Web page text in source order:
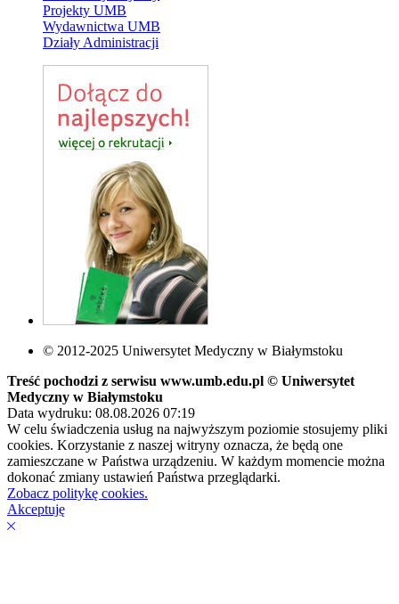
Projekty UMB
Wydawnictwa UMB
Działy Administracji
© 2012-2025 Uniwersytet Medyczny w Białymstoku
Treść pochodzi z serwisu www.umb.edu.pl © Uniwersytet
Medyczny w Białymstoku
Data wydruku: 08.08.2026 07:19
W celu świadczenia usług na najwyższym poziomie stosujemy pliki
cookies. Korzystanie z naszej witryny oznacza, że będą one
zamieszczane w Państwa urządzeniu. W każdym momencie można
dokonać zmiany ustawień Państwa przeglądarki.
Zobacz politykę cookies.
Akceptuję